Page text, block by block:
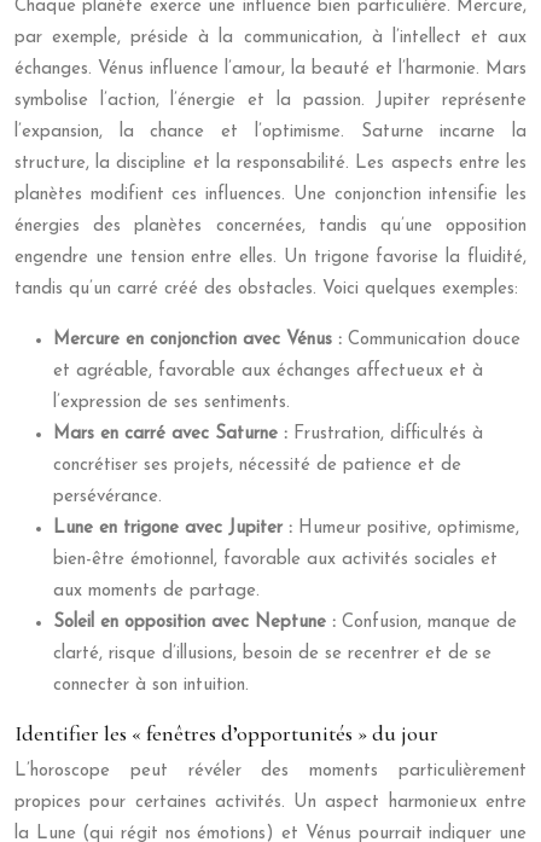
Chaque planète exerce une influence bien particulière. Mercure,
par exemple, préside à la communication, à l’intellect et aux
échanges. Vénus influence l’amour, la beauté et l’harmonie. Mars
symbolise l’action, l’énergie et la passion. Jupiter représente
l’expansion, la chance et l’optimisme. Saturne incarne la
structure, la discipline et la responsabilité. Les aspects entre les
planètes modifient ces influences. Une conjonction intensifie les
énergies des planètes concernées, tandis qu’une opposition
engendre une tension entre elles. Un trigone favorise la fluidité,
tandis qu’un carré créé des obstacles. Voici quelques exemples:
Mercure en conjonction avec Vénus : Communication douce
et agréable, favorable aux échanges affectueux et à
l’expression de ses sentiments.
Mars en carré avec Saturne : Frustration, difficultés à
concrétiser ses projets, nécessité de patience et de
persévérance.
Lune en trigone avec Jupiter : Humeur positive, optimisme,
bien-être émotionnel, favorable aux activités sociales et
aux moments de partage.
Soleil en opposition avec Neptune : Confusion, manque de
clarté, risque d’illusions, besoin de se recentrer et de se
connecter à son intuition.
Identifier les « fenêtres d’opportunités » du jour
L’horoscope peut révéler des moments particulièrement
propices pour certaines activités. Un aspect harmonieux entre
la Lune (qui régit nos émotions) et Vénus pourrait indiquer une